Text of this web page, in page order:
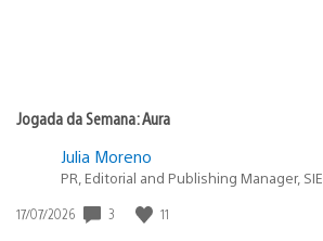
Jogada da Semana: Aura
Julia Moreno
PR, Editorial and Publishing Manager, SIE
Data
17/07/2026 3 11